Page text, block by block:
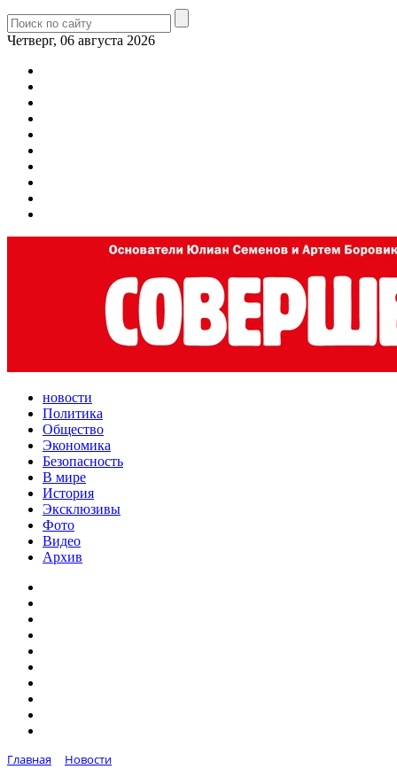
Четверг, 06 августа 2026
новости
Политика
Общество
Экономика
Безопасность
В мире
История
Эксклюзивы
Фото
Видео
Архив
Главная
Новости